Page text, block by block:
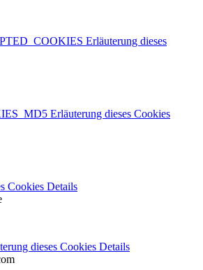
Erläuterung dieses
Erläuterung dieses Cookies
Cookies Details
dieses Cookies Details